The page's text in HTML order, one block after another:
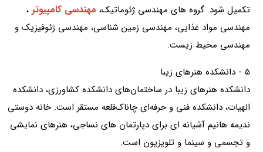
تکمیل شود. گروه های مهندسی ژئوماتیک، مهندسی کامپیوتر ،
مهندسی مواد غذایی، مهندسی زمین شناسی، مهندسی ژئوفیزیک و
مهندسی محیط زیست.
5 - دانشکده هنرهای زیبا
دانشکده هنرهای زیبا در ساختمان‌های دانشکده کشاورزی، دانشکده
الهیات، دانشکده فنی و حرفه‌ای چاناک‌قلعه مستقر است. خانه دوستی
ندیمه هانیم آشیانه ای برای دپارتمان های نساجی، هنرهای نمایشی
و تجسمی و سینما و تلویزیون است.